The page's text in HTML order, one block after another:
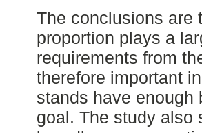
The conclusions are
proportion plays a
requirements from
therefore important
stands have enough
goal. The study also